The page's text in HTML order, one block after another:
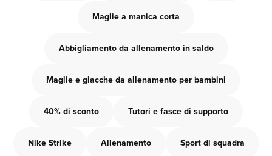
Maglie a manica corta
Abbigliamento da allenamento in saldo
Maglie e giacche da allenamento per bambini
40% di sconto Tutori e fasce di supporto
Nike Strike Allenamento Sport di squadra